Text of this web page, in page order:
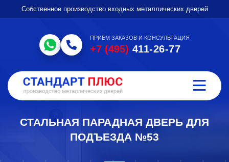
Собственное производство входных металлических дверей
ПРИЁМ ЗАКАЗОВ И КОНСУЛЬТАЦИЯ
+7 (495) 411-26-77
СТАЛЬНАЯ ПАРАДНАЯ ДВЕРЬ ДЛЯ
ПОДЪЕЗДА №53